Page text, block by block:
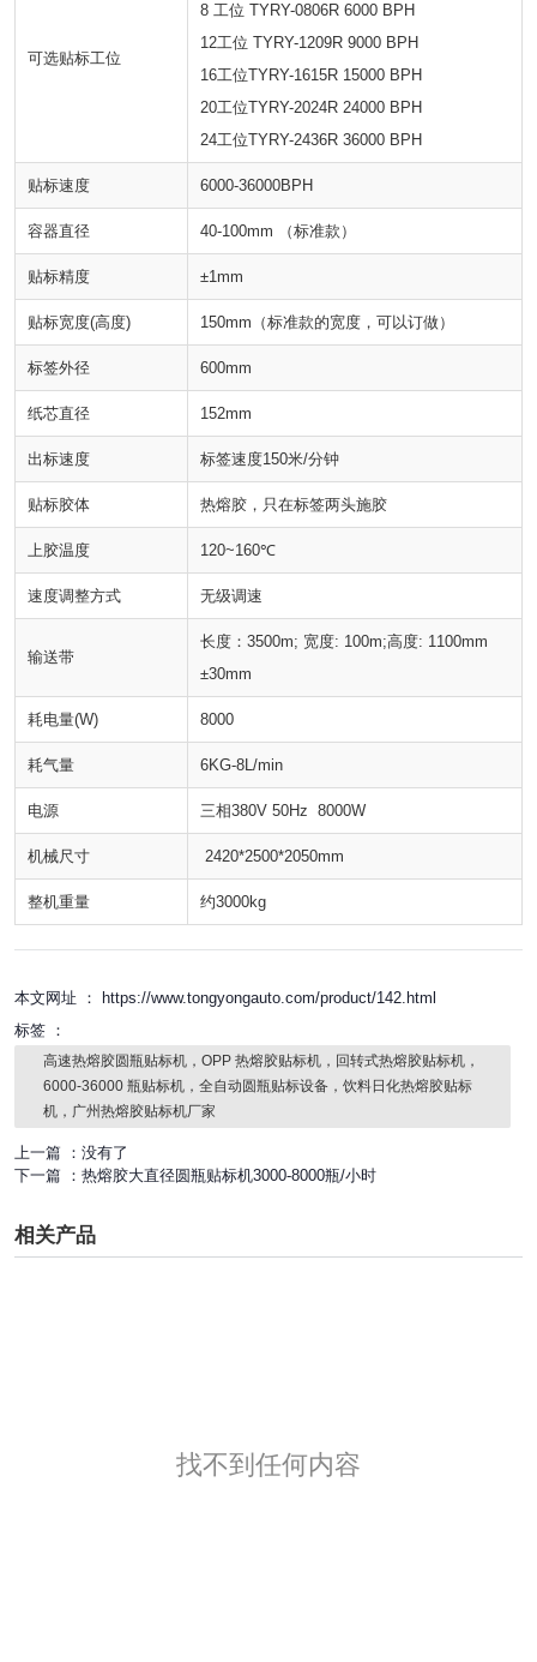
可选贴标工位
8 工位 TYRY-0806R 6000 BPH
12工位 TYRY-1209R 9000 BPH
16工位TYRY-1615R 15000 BPH
20工位TYRY-2024R 24000 BPH
24工位TYRY-2436R 36000 BPH
贴标速度 6000-36000BPH
容器直径 40-100mm （标准款）
贴标精度 ±1mm
贴标宽度(高度) 150mm（标准款的宽度，可以订做）
标签外径 600mm
纸芯直径 152mm
出标速度 标签速度150米/分钟
贴标胶体 热熔胶，只在标签两头施胶
上胶温度 120~160℃
速度调整方式 无级调速
输送带
长度：3500m; 宽度: 100m;高度: 1100mm
±30mm
耗电量(W) 8000
耗气量 6KG-8L/min
电源 三相380V 50Hz 8000W
机械尺寸 2420*2500*2050mm
整机重量 约3000kg
本文网址 ： https://www.tongyongauto.com/product/142.html
标签 ：
高速热熔胶圆瓶贴标机，OPP 热熔胶贴标机，回转式热熔胶贴标机，
6000-36000 瓶贴标机，全自动圆瓶贴标设备，饮料日化热熔胶贴标
机，广州热熔胶贴标机厂家
上一篇 ： 没有了
下一篇 ： 热熔胶大直径圆瓶贴标机3000-8000瓶/小时
相关产品
找不到任何内容